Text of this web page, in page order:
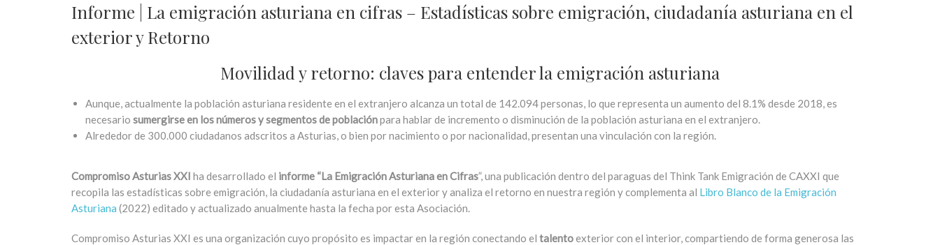
Informe | La emigración asturiana en cifras – Estadísticas sobre emigración, ciudadanía asturiana en el
exterior y Retorno
Movilidad y retorno: claves para entender la emigración asturiana
Aunque, actualmente la población asturiana residente en el extranjero alcanza un total de 142.094 personas, lo que representa un aumento del 8.1% desde 2018, es
necesario sumergirse en los números y segmentos de poblaciónpara hablar de incremento o disminución de la población asturiana en el extranjero.
Alrededor de 300.000 ciudadanos adscritos a Asturias, o bien por nacimiento o por nacionalidad, presentan una vinculación con la región.
Compromiso Asturias XXI ha desarrollado el informe “La Emigración Asturiana en Cifras”, una publicación dentro del paraguas del Think Tank Emigración de CAXXI que
recopila las estadísticas sobre emigración, la ciudadanía asturiana en el exterior y analiza el retorno en nuestra región y complementa al Libro Blanco de la Emigración
Asturiana (2022) editado y actualizado anualmente hasta la fecha por esta Asociación.
Compromiso Asturias XXI es una organización cuyo propósito es impactar en la región conectando el talentoexterior con el interior, compartiendo de forma generosa las